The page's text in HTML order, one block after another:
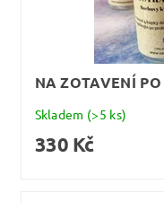
NA ZOTAVENÍ
Skladem (>5 ks)
330 Kč